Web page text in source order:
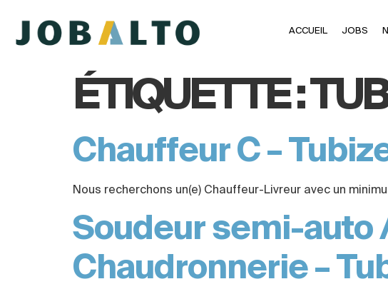
ACCUEIL JOBS
ÉTIQUETTE :
Chauffeur C –
Nous recherchons un(e) Chauffeur-Livreur avec un
Soudeur semi-auto
Chaudronnerie –